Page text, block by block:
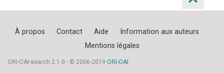
À propos Contact Aide
Information aux auteurs
Mentions légales
ORI-OAI-search 2.1.0 - © 2006-2019 ORI-OAI